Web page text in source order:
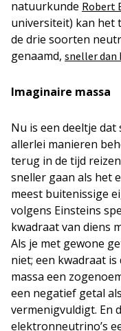
natuurkunde Robert
universiteit) kan het
de drie soorten
genaamd, sneller
Imaginaire massa
Nu is een deeltje
allerlei manieren
terug in de tijd
sneller gaan als het
meest buitenissige
volgens Einsteins
kwadraat van diens
Als je met gewone
niet; een kwadraat
massa een
een negatief getal
vermenigvuldigt. En
elektronneutrino’s